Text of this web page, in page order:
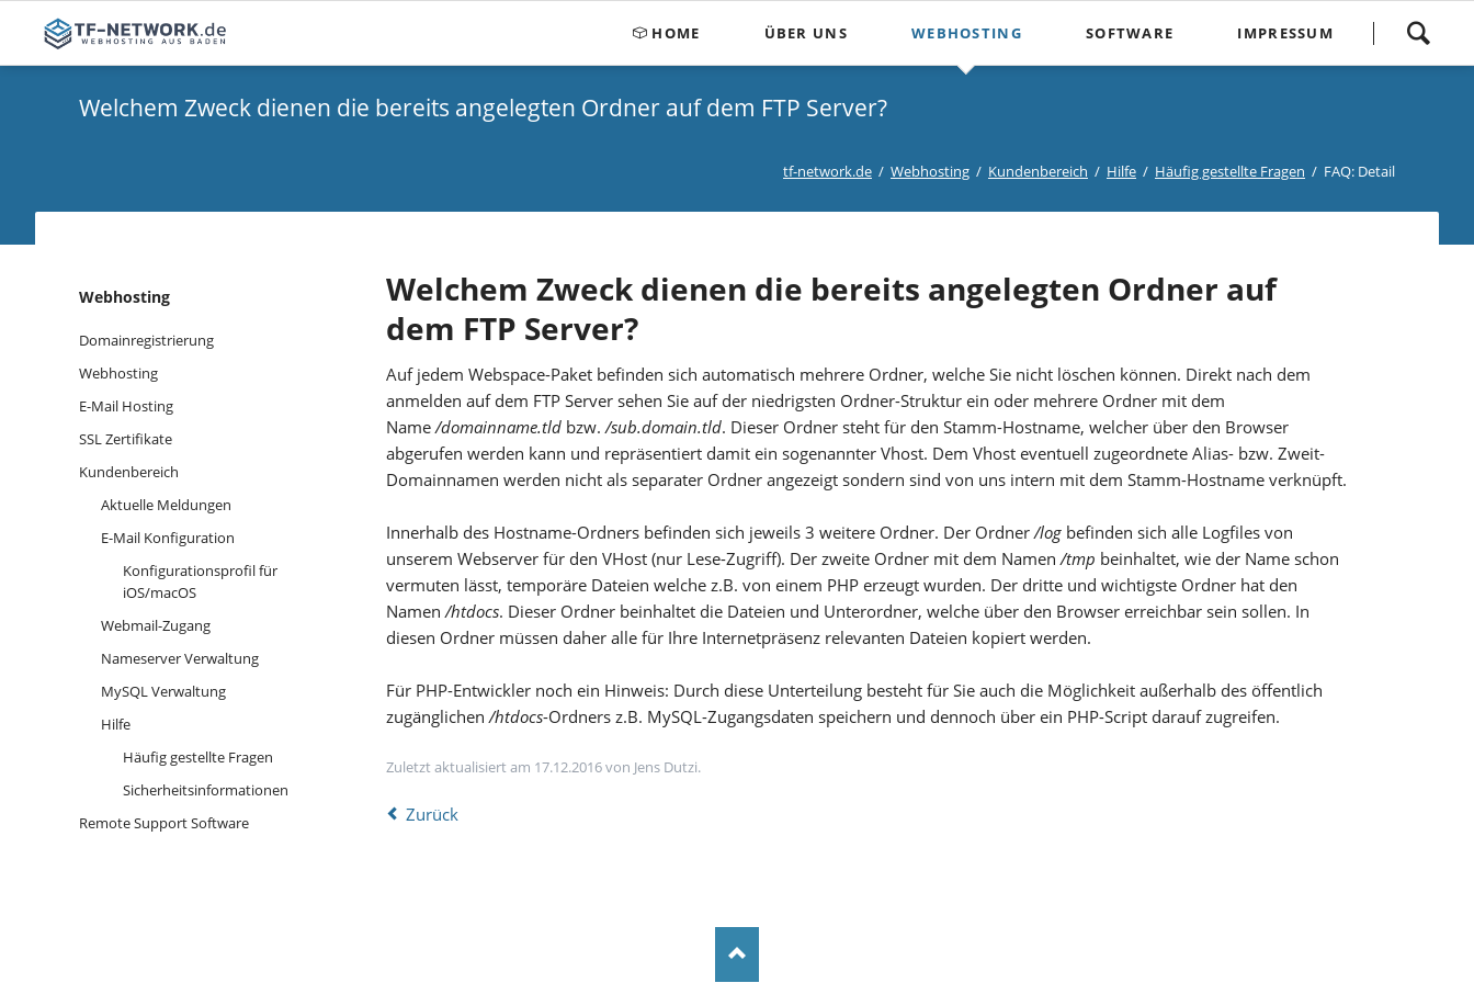
überspringen
HOME ÜBER UNS
Entwicklung von Mobile Anwendungen
WEBHOSTING
Webmail-Zugang
Häufig gestellte Fragen
Widerrufsbutton
SOFTWARE
E-Mail-Link Decoder
Die große Treibersammlung
IMPRESSUM
Datenschutzerklärung
Welchem Zweck dienen die bereits angelegten Ordner auf dem FTP Server?
tf-network.de Webhosting Kundenbereich Hilfe Häufig gestellte Fragen FAQ: Detail
Welchem Zweck dienen die bereits angelegten Ordner auf
dem FTP Server?
Auf jedem Webspace-Paket befinden sich automatisch mehrere Ordner, welche Sie nicht löschen können. Direkt nach dem
anmelden auf dem FTP Server sehen Sie auf der niedrigsten Ordner-Struktur ein oder mehrere Ordner mit dem
Name/domainname.tld bzw./sub.domain.tld. Dieser Ordner steht für den Stamm-Hostname, welcher über den Browser
abgerufen werden kann und repräsentiert damit ein sogenannter Vhost. Dem Vhost eventuell zugeordnete Alias- bzw. Zweit-
Domainnamen werden nicht als separater Ordner angezeigt sondern sind von uns intern mit dem Stamm-Hostname verknüpft.
Innerhalb des Hostname-Ordners befinden sich jeweils 3 weitere Ordner. Der Ordner/log befinden sich alle Logfiles von
unserem Webserver für den VHost (nur Lese-Zugriff). Der zweite Ordner mit dem Namen/tmp beinhaltet, wie der Name schon
vermuten lässt, temporäre Dateien welche z.B. von einem PHP erzeugt wurden. Der dritte und wichtigste Ordner hat den
Namen/htdocs. Dieser Ordner beinhaltet die Dateien und Unterordner, welche über den Browser erreichbar sein sollen. In
diesen Ordner müssen daher alle für Ihre Internetpräsenz relevanten Dateien kopiert werden.
Für PHP-Entwickler noch ein Hinweis: Durch diese Unterteilung besteht für Sie auch die Möglichkeit außerhalb des öffentlich
zugänglichen/htdocs-Ordners z.B. MySQL-Zugangsdaten speichern und dennoch über ein PHP-Script darauf zugreifen.
Zuletzt aktualisiert am 17.12.2016 von Jens Dutzi.
Zurück
Navigation
Webhosting
Domainregistrierung
Webhosting
E-Mail Hosting
SSL Zertifikate
Kundenbereich
Aktuelle Meldungen
E-Mail Konfiguration
Konfigurationsprofil für
iOS/macOS
Webmail-Zugang
Nameserver Verwaltung
MySQL Verwaltung
Hilfe
Häufig gestellte Fragen
Sicherheitsinformationen
Remote Support Software